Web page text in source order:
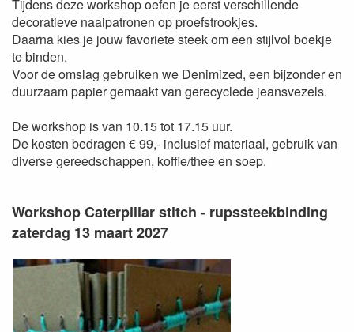
Tijdens deze workshop oefen je eerst verschillende
decoratieve naaipatronen op proefstrookjes.
Daarna kies je jouw favoriete steek om een stijlvol boekje
te binden.
Voor de omslag gebruiken we Denimized, een bijzonder en
duurzaam papier gemaakt van gerecyclede jeansvezels.
De workshop is van 10.15 tot 17.15 uur.
De kosten bedragen € 99,- inclusief materiaal, gebruik van
diverse gereedschappen, koffie/thee en soep.
Workshop Caterpillar stitch - rupssteekbinding
zaterdag 13 maart 2027